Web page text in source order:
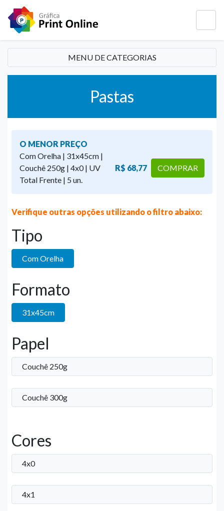
MENU DE CATEGORIAS
Pastas
O MENOR PREÇO
Com Orelha | 31x45cm |
Couchê 250g | 4x0 | UV
Total Frente | 5 un.
R$ 68,77 COMPRAR
Verifique outras opções utilizando o filtro abaixo:
Tipo
Com Orelha
Formato
31x45cm
Papel
Couchê 250g
Couchê 300g
Cores
4x0
4x1